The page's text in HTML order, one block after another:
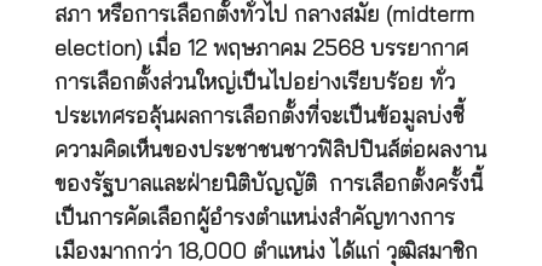
สภา หรือการเลือกตั้งทั่วไป กลางสมัย (midterm
election) เมื่อ 12 พฤษภาคม 2568 บรรยากาศ
การเลือกตั้งส่วนใหญ่เป็นไปอย่างเรียบร้อย ทั่ว
ประเทศรอลุ้นผลการเลือกตั้งที่จะเป็นข้อมูลบ่งชี้
ความคิดเห็นของประชาชนชาวฟิลิปปินส์ต่อผลงาน
ของรัฐบาลและฝ่ายนิติบัญญัติ การเลือกตั้งครั้งนี้
เป็นการคัดเลือกผู้อำรงตำแหน่งสำคัญทางการ
เมืองมากกว่า 18,000 ตำแหน่ง ได้แก่ วุฒิสมาชิก